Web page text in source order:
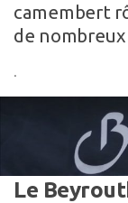
camembert
de
.
Le